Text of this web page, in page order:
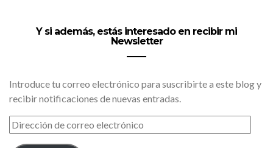
Y si además, estás interesado en recibir mi
Newsletter
Introduce tu correo electrónico para suscribirte a este blog y
recibir notificaciones de nuevas entradas.
DIRECCIÓN
DE
CORREO